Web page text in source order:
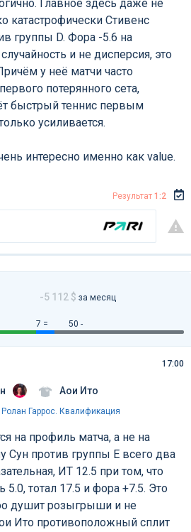
Главное здесь даже не
катастрофически Стивенс
группы D. Фора -5.6 на
и не дисперсия, это
у неё матчи часто
потерянного сета,
быстрый теннис первым
усиливается.
интересно именно как value.
Результат 1:2
-5 112 $ за месяц
7 = 50 -
17:00
Аои Ито
Ролан Гаррос. Квалификация
на профиль матча, а не на
Сун против группы E всего два
ИТ 12.5 при том, что
тотал 17.5 и фора +7.5. Это
душит розыгрыши и не
Ито противоположный сплит